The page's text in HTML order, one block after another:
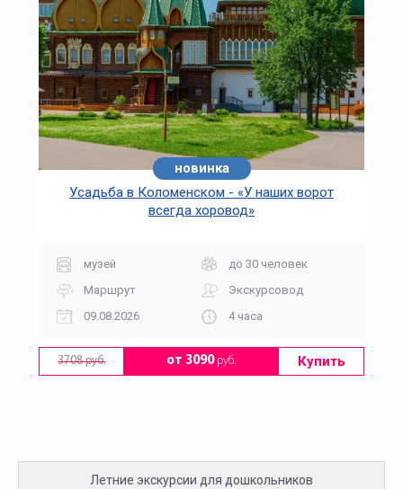
новинка
Усадьба в Коломенском - «У наших ворот
всегда хоровод»
музей
до 30 человек
Маршрут
Экскурсовод
09.08.2026
4 часа
3708 руб. от 3090руб. Купить
Летние экскурсии для дошкольников